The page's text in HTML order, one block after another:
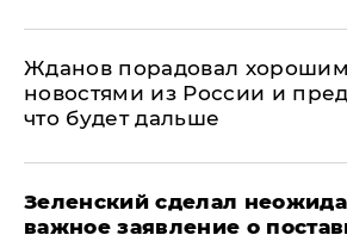
Жданов порадовал
новостями из России и
что будет дальше
Зеленский сделал
важное заявление о